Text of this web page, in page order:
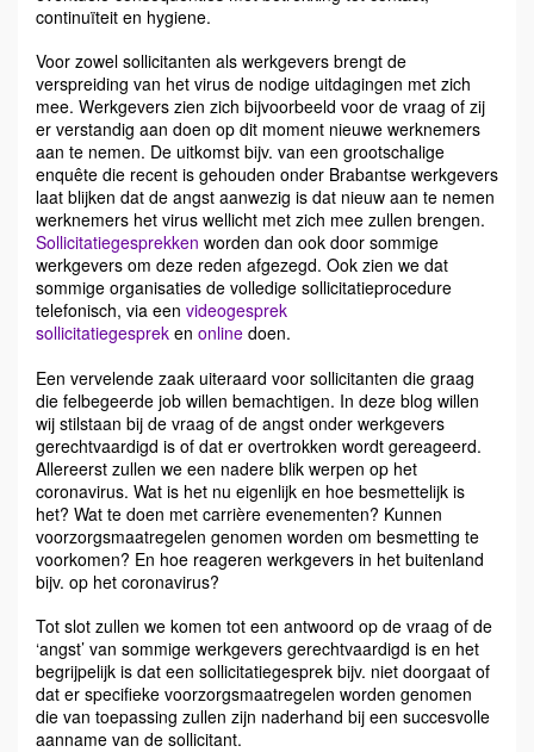
continuïteit en hygiene.
Voor zowel sollicitanten als werkgevers brengt de
verspreiding van het virus de nodige uitdagingen met zich
mee. Werkgevers zien zich bijvoorbeeld voor de vraag of zij
er verstandig aan doen op dit moment nieuwe werknemers
aan te nemen. De uitkomst bijv. van een grootschalige
enquête die recent is gehouden onder Brabantse werkgevers
laat blijken dat de angst aanwezig is dat nieuw aan te nemen
werknemers het virus wellicht met zich mee zullen brengen.
Sollicitatiegesprekken worden dan ook door sommige
werkgevers om deze reden afgezegd. Ook zien we dat
sommige organisaties de volledige sollicitatieprocedure
telefonisch, via een videogesprek
sollicitatiegesprek en online doen.
Een vervelende zaak uiteraard voor sollicitanten die graag
die felbegeerde job willen bemachtigen. In deze blog willen
wij stilstaan bij de vraag of de angst onder werkgevers
gerechtvaardigd is of dat er overtrokken wordt gereageerd.
Allereerst zullen we een nadere blik werpen op het
coronavirus. Wat is het nu eigenlijk en hoe besmettelijk is
het? Wat te doen met carrière evenementen? Kunnen
voorzorgsmaatregelen genomen worden om besmetting te
voorkomen? En hoe reageren werkgevers in het buitenland
bijv. op het coronavirus?
Tot slot zullen we komen tot een antwoord op de vraag of de
‘angst’ van sommige werkgevers gerechtvaardigd is en het
begrijpelijk is dat een sollicitatiegesprek bijv. niet doorgaat of
dat er specifieke voorzorgsmaatregelen worden genomen
die van toepassing zullen zijn naderhand bij een succesvolle
aanname van de sollicitant.